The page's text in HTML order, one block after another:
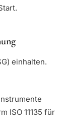
einhalten.
ISO 11135 für